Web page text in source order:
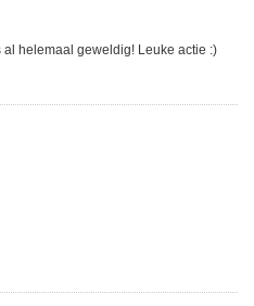
helemaal geweldig! Leuke actie :)